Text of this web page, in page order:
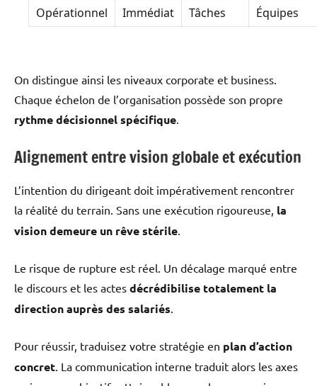
Opérationnel Immédiat Tâches Équipes
On distingue ainsi les niveaux corporate et business.
Chaque échelon de l’organisation possède son propre
rythme décisionnel spécifique.
Alignement entre vision globale et exécution
L’intention du dirigeant doit impérativement rencontrer
la réalité du terrain. Sans une exécution rigoureuse, la
vision demeure un rêve stérile
Le risque de rupture est réel. Un décalage marqué entre
le discours et les actes décrédibilise totalement la
direction auprès des salariés
Pour réussir, traduisez votre stratégie en plan d’action
concret . La communication interne traduit alors les axes